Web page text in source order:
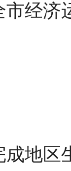
经济
地区